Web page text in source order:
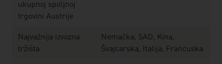
ukupnoj spoljnoj
trgovini Austrije
Najvažnija izvozna
tržišta
Nemačka, SAD, Kina,
Švajcarska, Italija, Francuska